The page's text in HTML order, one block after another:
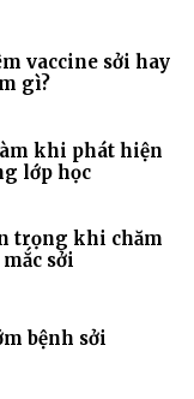
vaccine sởi hay
gì?
khi phát hiện
lớp học
trọng khi chăm
sởi
bệnh sởi